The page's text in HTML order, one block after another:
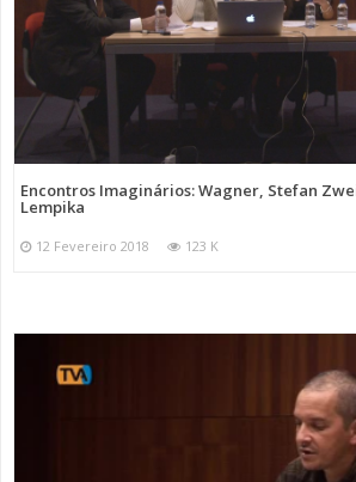
Encontros Imaginários: Wagner, Stefan
Lempika
12 Fevereiro 2018 123 K